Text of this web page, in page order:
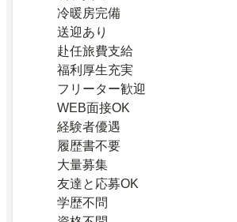
冷暖房完備
送迎あり
赴任旅費支給
福利厚生充実
フリーター歓迎
WEB面接OK
経験者優遇
履歴書不要
大量募集
友達と応募OK
学歴不問